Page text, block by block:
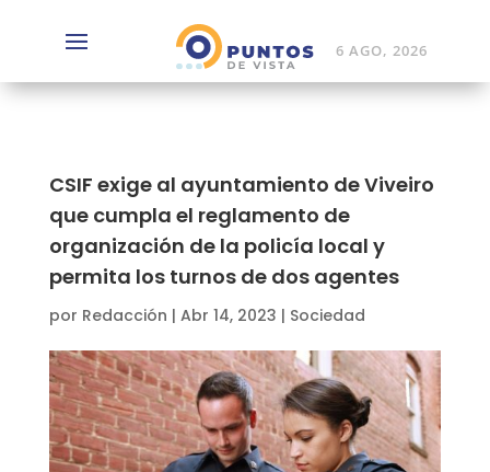
6 AGO, 2026
CSIF exige al ayuntamiento de Viveiro
que cumpla el reglamento de
organización de la policía local y
permita los turnos de dos agentes
por Redacción | Abr 14, 2023 | Sociedad